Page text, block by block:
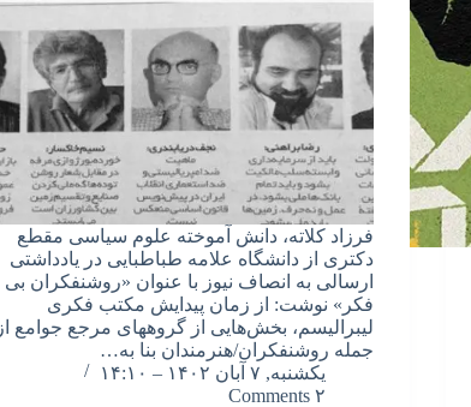
فرزاد کلاته، دانش آموخته علوم سیاسی مقطع
دکتری از دانشگاه علامه طباطبایی در یادداشتی
ارسالی به انصاف نیوز با عنوان «روشنفکران بی
فکر» نوشت: از زمان پیدایش مکتب فکری
لیبرالیسم، بخش‌هایی از گروههای مرجع جوامع از
جمله روشنفکران/هنرمندان بنا به…
یکشنبه, ۷ آبان ۱۴۰۲ – ۱۴:۱۰
۲ Comments